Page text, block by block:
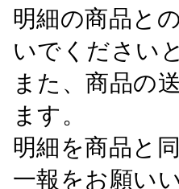
明細の商品と
いでください
また、商品の
ます。
明細を商品と
一報をお願い